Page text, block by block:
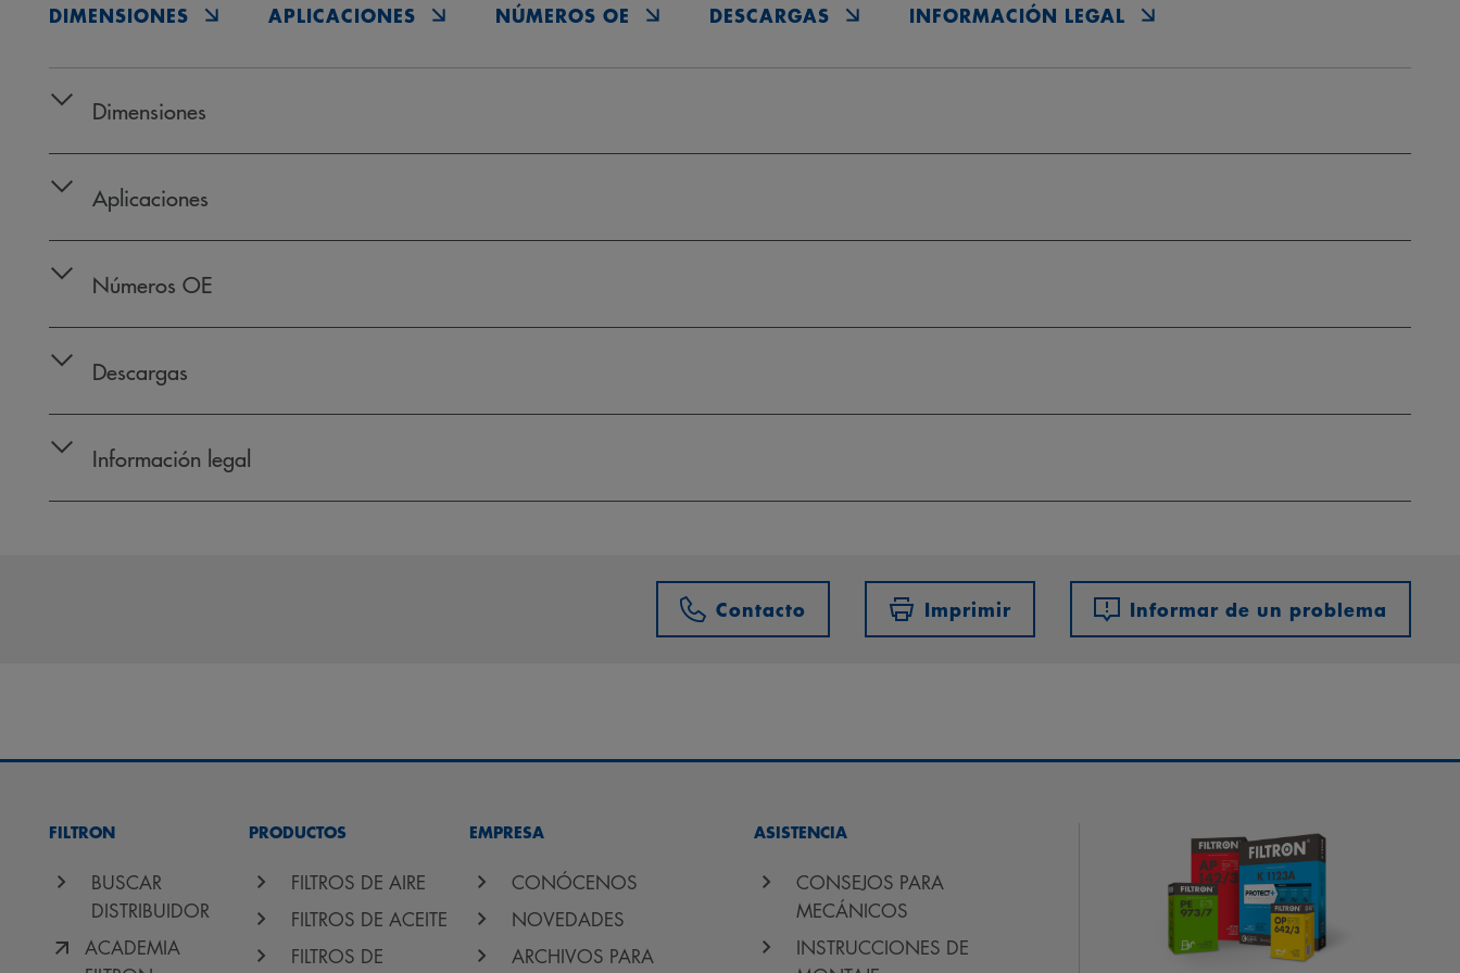
DIMENSIONES APLICACIONES NÚMEROS OE DESCARGAS INFORMACIÓN LEGAL
Dimensiones
Aplicaciones
Números OE
Descargas
Información legal
Contacto Imprimir Informar de un problema
FILTRON
BUSCAR
DISTRIBUIDOR
ACADEMIA
PRODUCTOS
FILTROS DE AIRE
FILTROS DE ACEITE
FILTROS DE
EMPRESA
CONÓCENOS
NOVEDADES
ARCHIVOS PARA
ASISTENCIA
CONSEJOS PARA
MECÁNICOS
INSTRUCCIONES DE